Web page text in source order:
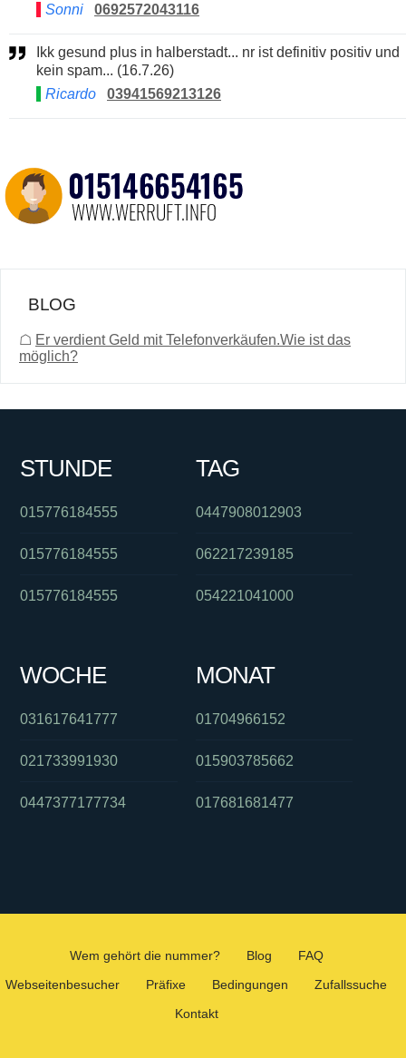
Sonni
0692572043116
kein spam... (16.7.26)
Ricardo
03941569213126
BLOG
☖ Er verdient Geld mit Telefonverkäufen.Wie ist das
möglich?
STUNDE
015776184555
015776184555
015776184555
TAG
0447908012903
062217239185
054221041000
WOCHE
031617641777
021733991930
0447377177734
MONAT
01704966152
015903785662
017681681477
Wem gehört die nummer? Blog
FAQ
Webseitenbesucher
Präfixe Bedingungen
Zufallssuche
Kontakt